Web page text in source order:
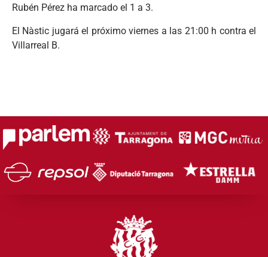
Rubén Pérez ha marcado el 1 a 3.
El Nàstic jugará el próximo viernes a las 21:00 h contra el
Villarreal B.